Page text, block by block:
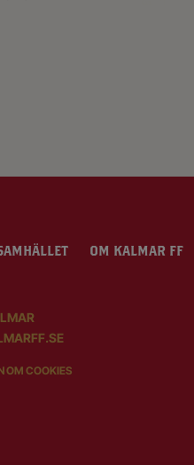
OM KALMAR FF
OM COOKIES